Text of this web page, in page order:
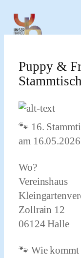
Inhalt
springen
Puppy &
🐾 16.
am
Wo?
Vereinshaus
Zollrain 12
06124 Halle
🐾 Wie kommt